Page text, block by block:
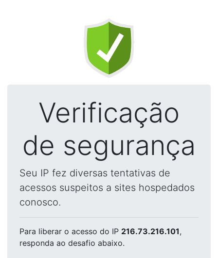
Verificação
de segurança
Seu IP fez diversas tentativas de
acessos suspeitos a sites hospedados
conosco.
Para liberar o acesso do IP 216.73.216.101,
responda ao desafio abaixo.